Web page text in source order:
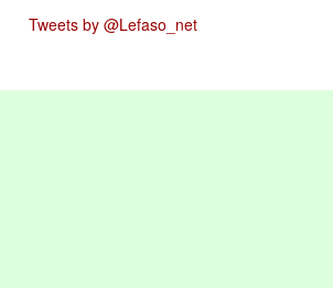
Tweets by @Lefaso_net